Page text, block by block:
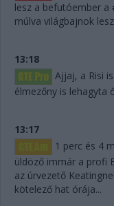
lesz a befutóember a
múlva világbajnok
13:18
Ajjaj, a Risi
élmezőny is lehagyta
13:17
1 perc és 4
üldöző immár a profi
az úrvezető
kötelező hat órája...